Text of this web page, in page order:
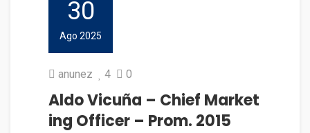
30
Ago 2025
anunez 4 0
Aldo Vicuña – Chief Market
ing Officer – Prom. 2015